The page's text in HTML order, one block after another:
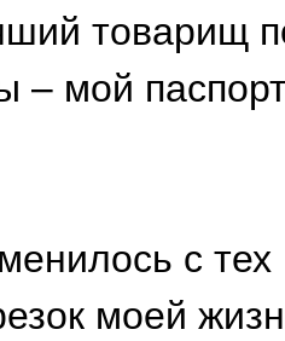
товарищ
– мой
с
моей